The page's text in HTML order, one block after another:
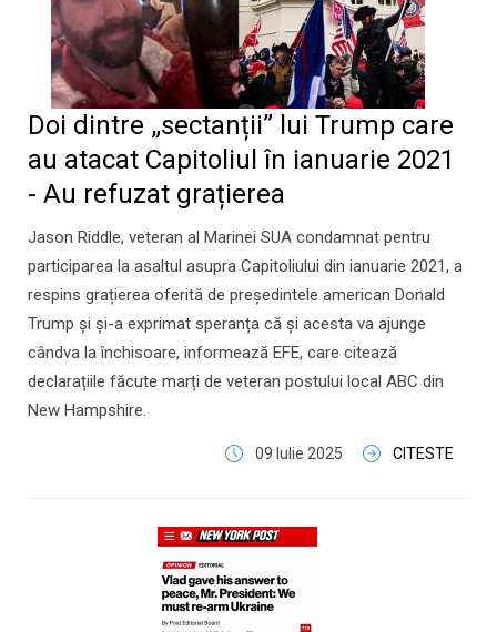
Doi dintre „sectanții” lui Trump care
au atacat Capitoliul în ianuarie 2021
- Au refuzat grațierea
Jason Riddle, veteran al Marinei SUA condamnat pentru
participarea la asaltul asupra Capitoliului din ianuarie 2021, a
respins grațierea oferită de președintele american Donald
Trump și și-a exprimat speranța că și acesta va ajunge
cândva la închisoare, informează EFE, care citează
declarațiile făcute marți de veteran postului local ABC din
New Hampshire.
09 Iulie 2025 CITESTE